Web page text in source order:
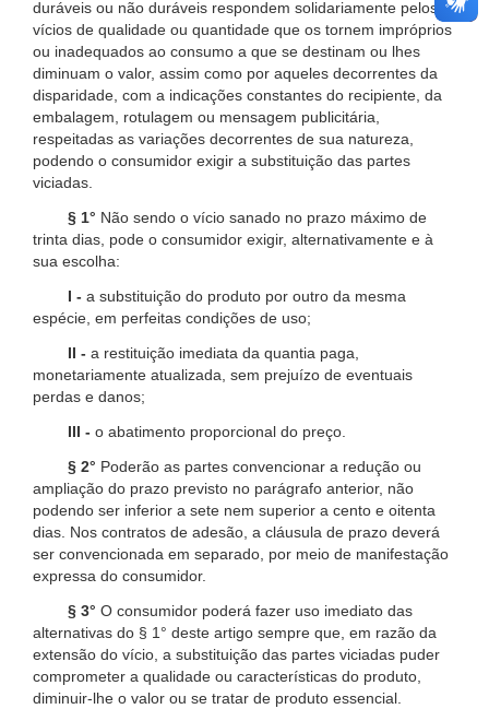
duráveis ou não duráveis respondem solidariamente pelos
vícios de qualidade ou quantidade que os tornem impróprios
ou inadequados ao consumo a que se destinam ou lhes
diminuam o valor, assim como por aqueles decorrentes da
disparidade, com a indicações constantes do recipiente, da
embalagem, rotulagem ou mensagem publicitária,
respeitadas as variações decorrentes de sua natureza,
podendo o consumidor exigir a substituição das partes
viciadas.
§ 1° Não sendo o vício sanado no prazo máximo de
trinta dias, pode o consumidor exigir, alternativamente e à
sua escolha:
I - a substituição do produto por outro da mesma
espécie, em perfeitas condições de uso;
II - a restituição imediata da quantia paga,
monetariamente atualizada, sem prejuízo de eventuais
perdas e danos;
III - o abatimento proporcional do preço.
§ 2° Poderão as partes convencionar a redução ou
ampliação do prazo previsto no parágrafo anterior, não
podendo ser inferior a sete nem superior a cento e oitenta
dias. Nos contratos de adesão, a cláusula de prazo deverá
ser convencionada em separado, por meio de manifestação
expressa do consumidor.
§ 3° O consumidor poderá fazer uso imediato das
alternativas do § 1° deste artigo sempre que, em razão da
extensão do vício, a substituição das partes viciadas puder
comprometer a qualidade ou características do produto,
diminuir-lhe o valor ou se tratar de produto essencial.